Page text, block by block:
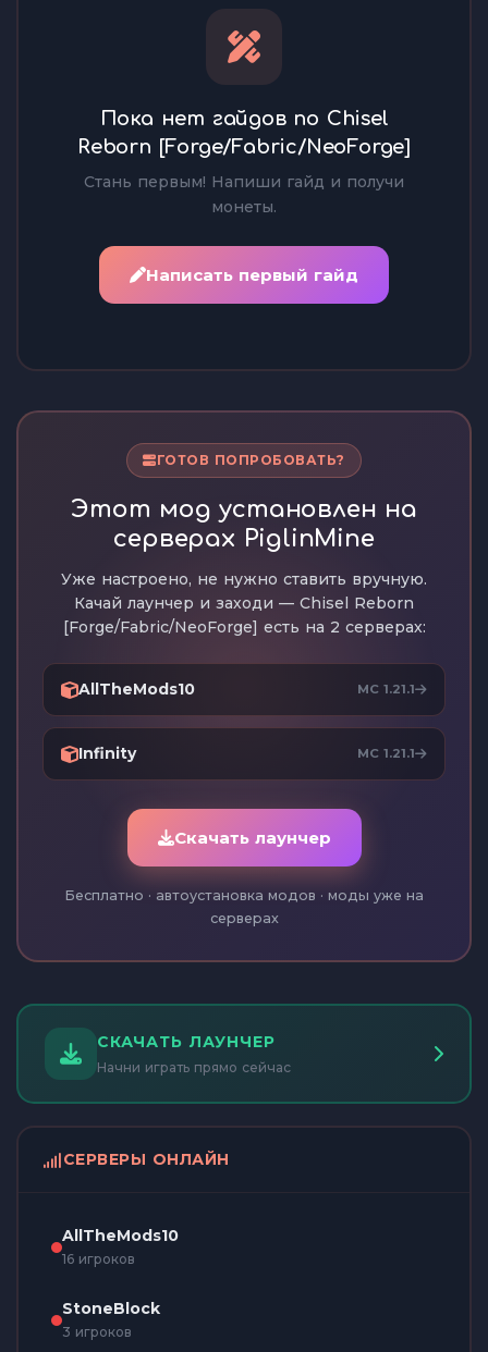
Пока нет гайдов по Chisel
Reborn [Forge/Fabric/NeoForge]
Стань первым! Напиши гайд и получи
монеты.
Написать первый гайд
ГОТОВ ПОПРОБОВАТЬ?
Этот мод установлен на
серверах PiglinMine
Уже настроено, не нужно ставить вручную.
Качай лаунчер и заходи — Chisel Reborn
[Forge/Fabric/NeoForge] есть на 2 серверах:
AllTheMods10 MC 1.21.1
Infinity MC 1.21.1
Скачать лаунчер
Бесплатно · автоустановка модов · моды уже на
серверах
СКАЧАТЬ ЛАУНЧЕР
Начни играть прямо сейчас
СЕРВЕРЫ ОНЛАЙН
AllTheMods10
16 игроков
StoneBlock
3 игроков